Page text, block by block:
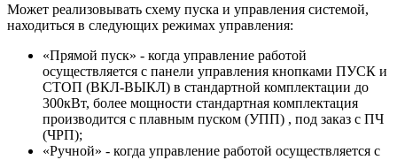
Может реализовывать схему пуска и управления системой,
находиться в следующих режимах управления:
«Прямой пуск» - когда управление работой
осуществляется с панели управления кнопками ПУСК и
СТОП (ВКЛ-ВЫКЛ) в стандартной комплектации до
300кВт, более мощности стандартная комплектация
производится с плавным пуском (УПП) , под заказ с ПЧ
(ЧРП);
«Ручной» - когда управление работой осуществляется с